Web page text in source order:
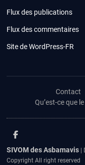
Flux des publications
Flux des commentaires
Site de WordPress-FR
Contact
Qu’est-ce que
facebook
SIVOM des Asbamavis |
Copyright All right reserved